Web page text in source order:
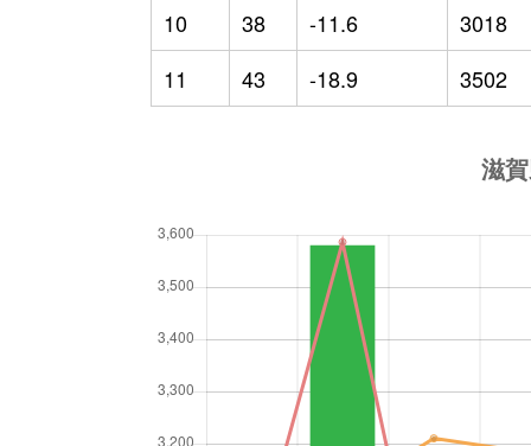
10
38 -11.6
3018
11
43 -18.9 3502